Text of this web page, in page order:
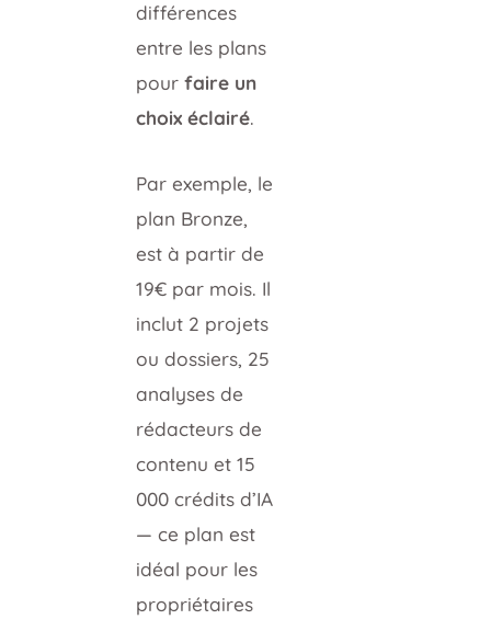
différences
entre les plans
pour faire un
choix éclairé.
Par exemple, le
plan Bronze,
est à partir de
19€ par mois. Il
inclut 2 projets
ou dossiers, 25
analyses de
rédacteurs de
contenu et 15
000 crédits d’IA
— ce plan est
idéal pour les
propriétaires